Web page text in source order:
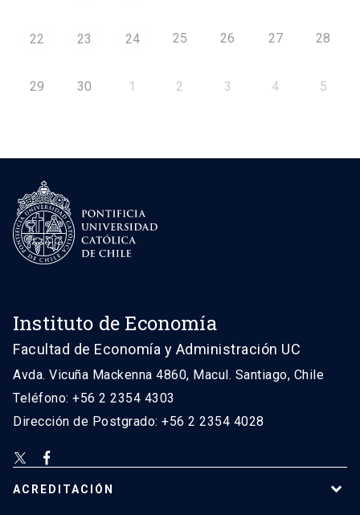
22 23 24 25 26 27 28
29 30 1 2 3 4 5
Instituto de Economía
Facultad de Economía y Administración UC
Avda. Vicuña Mackenna 4860, Macul. Santiago, Chile
Teléfono: +56 2 2354 4303
Dirección de Postgrado: +56 2 2354 4028
ACREDITACIÓN